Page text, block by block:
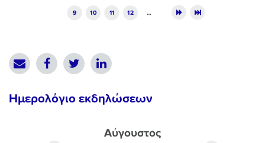
9 10 11 12 …
Ημερολόγιο εκδηλώσεων
Αύγουστος